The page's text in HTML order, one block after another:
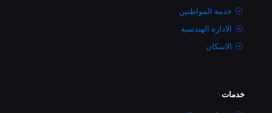
خدمة المواطنين
الاداره الهندسية
الاسكان
خدمات